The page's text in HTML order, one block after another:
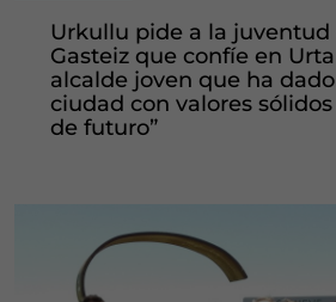
Urkullu pide a la juventud
Gasteiz que confíe en
alcalde joven que ha
ciudad con valores
de futuro”